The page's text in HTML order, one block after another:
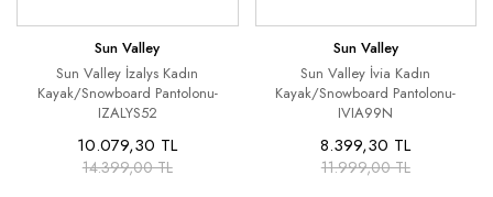
Sun Valley
Sun Valley İzalys Kadın
Kayak/Snowboard Pantolonu-
IZALYS52
10.079,30 TL
14.399,00 TL
Sun Valley
Sun Valley İvia Kadın
Kayak/Snowboard Pantolonu-
IVIA99N
8.399,30 TL
11.999,00 TL